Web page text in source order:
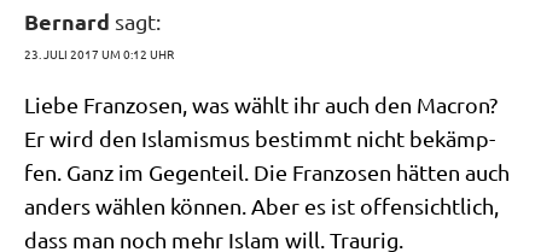
Bernard sagt:
23. JULI 2017 UM 0:12 UHR
Lie­be Fran­zo­sen, was wählt ihr auch den Macron?
Er wird den Isla­mis­mus bestimmt nicht bekämp­
fen. Ganz im Gegen­teil. Die Fran­zo­sen hät­ten auch
anders wäh­len kön­nen. Aber es ist offen­sicht­lich,
dass man noch mehr Islam will. Traurig.